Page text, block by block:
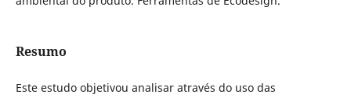
Resumo
Este estudo objetivou analisar através do uso das